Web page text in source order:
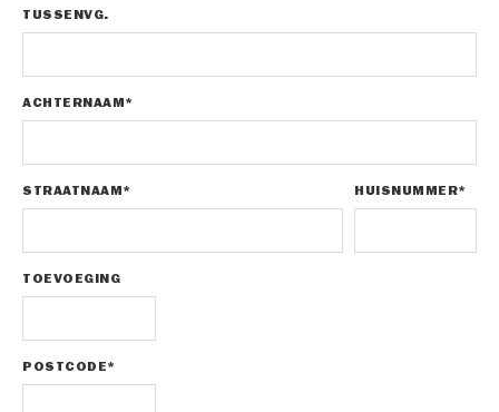
TUSSENVG.
ACHTERNAAM*
STRAATNAAM* HUISNUMMER*
TOEVOEGING
POSTCODE*